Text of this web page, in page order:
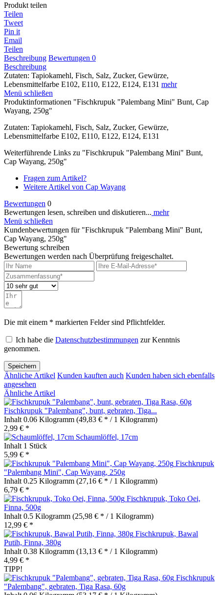
Produkt teilen
Teilen
Tweet
Pin it
Email
Teilen
Beschreibung Bewertungen 0
Beschreibung
Zutaten: Tapiokamehl, Fisch, Salz, Zucker, Gewürze,
Lebensmittelfarbe E102, E110, E122, E124, E131 mehr
Menü schließen
Produktinformationen "Fischkrupuk "Palembang Mini" Bunt, Cap
Wayang, 250g"
Zutaten: Tapiokamehl, Fisch, Salz, Zucker, Gewürze,
Lebensmittelfarbe E102, E110, E122, E124, E131
Weiterführende Links zu "Fischkrupuk "Palembang Mini" Bunt,
Cap Wayang, 250g"
Fragen zum Artikel?
Weitere Artikel von Cap Wayang
Bewertungen 0
Bewertungen lesen, schreiben und diskutieren... mehr
Menü schließen
Kundenbewertungen für "Fischkrupuk "Palembang Mini" Bunt,
Cap Wayang, 250g"
Bewertung schreiben
Bewertungen werden nach Überprüfung freigeschaltet.
Die mit einem * markierten Felder sind Pflichtfelder.
Ich habe die Datenschutzbestimmungen zur Kenntnis
genommen.
Speichern
Ähnliche Artikel Kunden kauften auch Kunden haben sich ebenfalls
angesehen
Ähnliche Artikel
Fischkrupuk "Palembang", bunt, gebraten, Tiga...
Inhalt 0.06 Kilogramm (49,83 € * / 1 Kilogramm)
2,99 € *
Schaumlöffel, 17cm
Inhalt 1 Stück
5,99 € *
Fischkrupuk
"Palembang Mini", Cap Wayang, 250g
Inhalt 0.25 Kilogramm (27,16 € * / 1 Kilogramm)
6,79 € *
Fischkrupuk, Toko Oei,
Finna, 500g
Inhalt 0.5 Kilogramm (25,98 € * / 1 Kilogramm)
12,99 € *
Fischkrupuk, Bawal
Putih, Finna, 380g
Inhalt 0.38 Kilogramm (13,13 € * / 1 Kilogramm)
4,99 € *
TIPP!
Fischkrupuk
"Palembang", gebraten, Tiga Rasa, 60g